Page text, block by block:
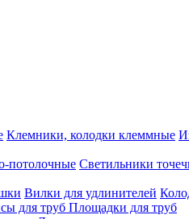
Клемники, колодки клеммные
потолочные Светильники
Вилки для удлинителей
для труб Площадки для труб